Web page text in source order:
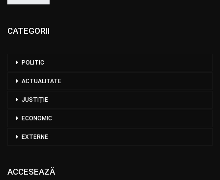
CATEGORII
POLITIC
ACTUALITATE
JUSTIȚIE
ECONOMIC
EXTERNE
ACCESEAZĂ